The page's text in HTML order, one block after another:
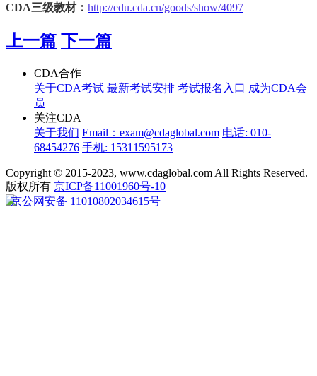
CDA三级教材： http://edu.cda.cn/goods/show/4097
上一篇 下一篇
CDA合作
关于CDA考试 最新考试安排 考试报名入口 成为CDA会
员
关注CDA
关于我们 Email：exam@cdaglobal.com 电话: 010-
68454276 手机: 15311595173
Copyright © 2015-2023, www.cdaglobal.com All Rights Reserved.
版权所有 京ICP备11001960号-10
京公网安备 11010802034615号